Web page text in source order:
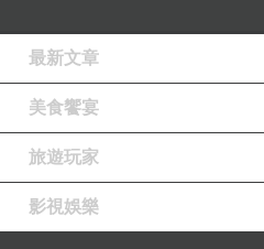
gdsale/gdsale
層洗顏料(100g-10瓶)
最新文章
美食饗宴
旅遊玩家
影視娛樂